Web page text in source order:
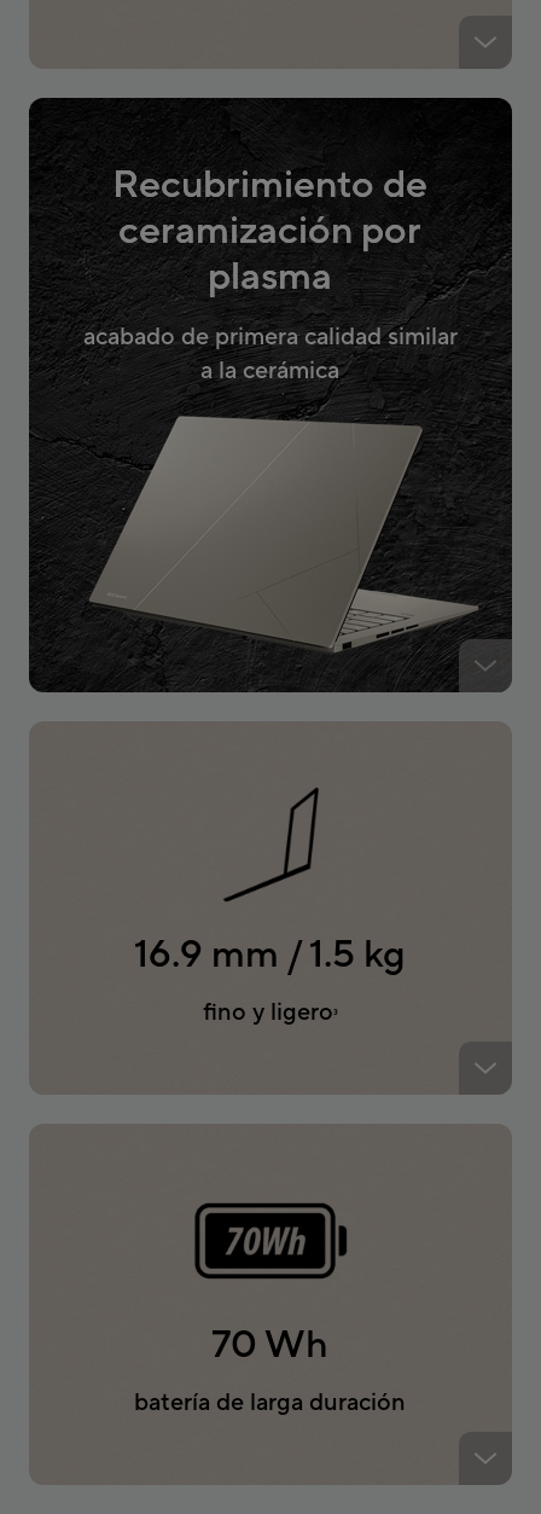
Recubrimiento de
ceramización por
plasma
acabado de primera calidad similar
a la cerámica
16.9 mm / 1.5 kg
fino y ligero3
70 Wh
batería de larga duración